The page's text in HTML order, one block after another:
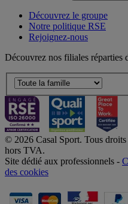
Découvrez le groupe
Notre politique RSE
Rejoignez-nous
Découvrez nos filiales réparties
© 2026 Casal Sport. Tous
hors TVA.
Site dédié aux professionnels -
des cookies